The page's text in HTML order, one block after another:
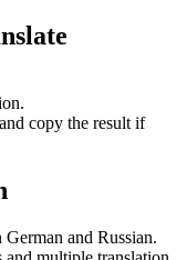
copy the result if
and Russian.